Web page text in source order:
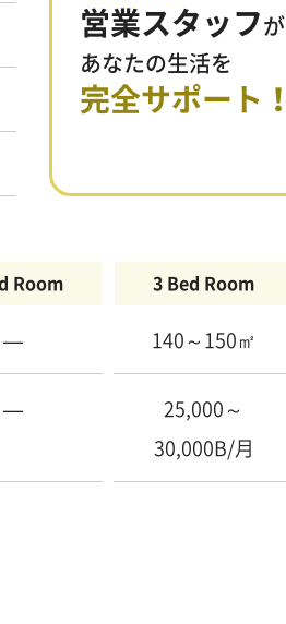
営業スタッフ が
あなたの生活を
完全サポート！
Room 3 Bed Room
— 140～150㎡
—
25,000～
30,000B/月